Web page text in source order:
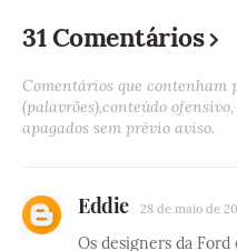
31 Comentários
Comentários que contenham
(palavrões),conteúdo
apagados sem prévio aviso.
Eddie 28 de maio de
Os designers da Ford